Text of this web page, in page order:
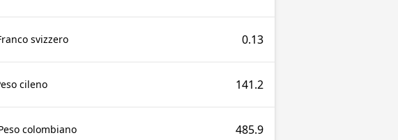
svizzero 0.13
cileno 141.2
colombiano 485.9